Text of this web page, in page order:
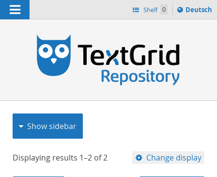
Navigation Shelf 0
Sprache
ï¿½ndern
Deutsch
Show sidebar
Displaying results 1–2 of2 Change display